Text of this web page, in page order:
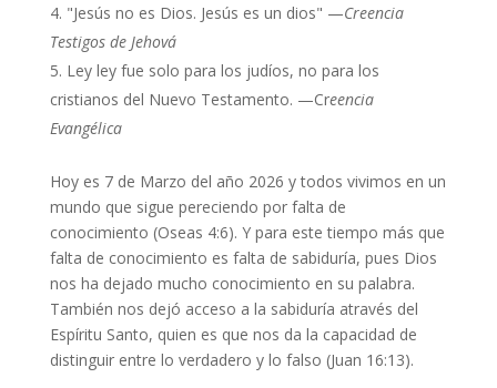
"Jesús no es Dios. Jesús es un dios" —Creencia
Testigos de Jehová
Ley ley fue solo para los judíos, no para los
cristianos del Nuevo Testamento. —Creencia
Evangélica
Hoy es 7 de Marzo del año 2026 y todos vivimos en un
mundo que sigue pereciendo por falta de
conocimiento (Oseas 4:6). Y para este tiempo más que
falta de conocimiento es falta de sabiduría, pues Dios
nos ha dejado mucho conocimiento en su palabra.
También nos dejó acceso a la sabiduría através del
Espíritu Santo, quien es que nos da la capacidad de
distinguir entre lo verdadero y lo falso (Juan 16:13).